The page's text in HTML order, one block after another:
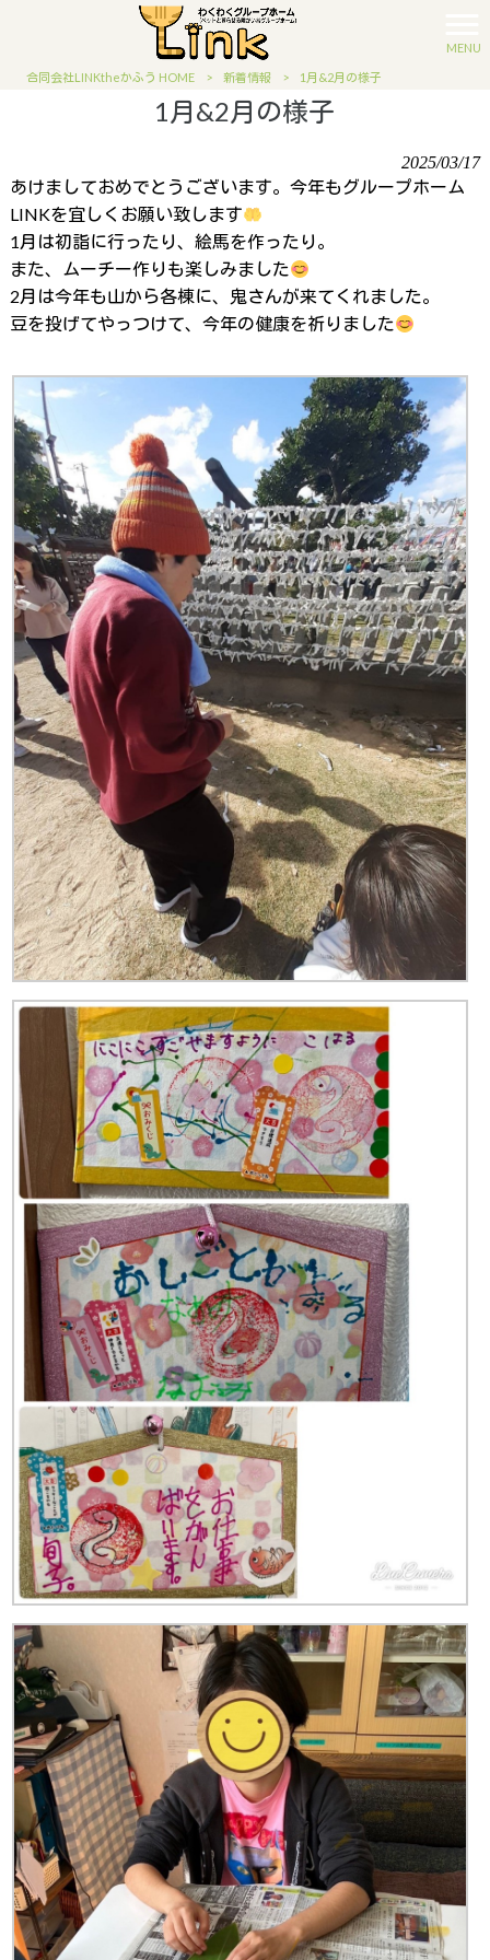
MENU
合同会社LINKtheかふう HOME > 新着情報 > 1月&2月の様子
1月&2月の様子
2025/03/17
あけましておめでとうございます。今年もグループホーム
LINKを宜しくお願い致します
1月は初詣に行ったり、絵馬を作ったり。
また、ムーチー作りも楽しみました
2月は今年も山から各棟に、鬼さんが来てくれました。
豆を投げてやっつけて、今年の健康を祈りました